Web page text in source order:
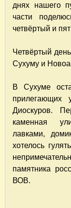
днях нашего
части
четвёртый и
Четвёртый
Сухуму и
В Сухуме
Диоскуров.
каменная
лавками,
хотелось
памятника
ВОВ.